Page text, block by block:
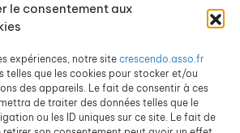
le consentement aux
expériences, notre site crescendo.asso.fr
telles que les cookies pour stocker et/ou
des appareils. Le fait de consentir à ces
de traiter des données telles que le
ou les ID uniques sur ce site. Le fait de